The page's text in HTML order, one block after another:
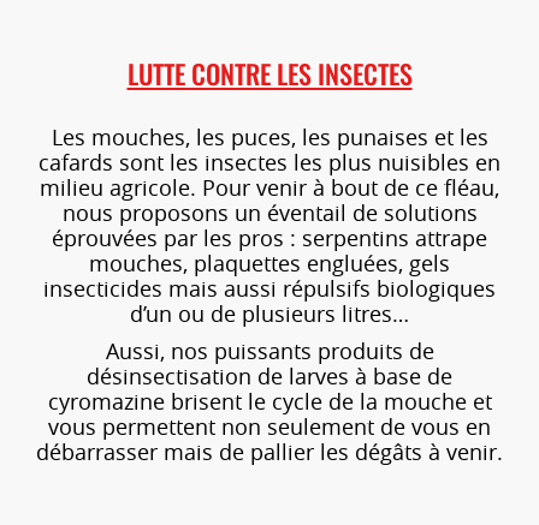
LUTTE CONTRE LES INSECTES
Les mouches, les puces, les punaises et les
cafards sont les insectes les plus nuisibles en
milieu agricole. Pour venir à bout de ce fléau,
nous proposons un éventail de solutions
éprouvées par les pros : serpentins attrape
mouches, plaquettes engluées, gels
insecticides mais aussi répulsifs biologiques
d’un ou de plusieurs litres…
Aussi, nos puissants produits de
désinsectisation de larves à base de
cyromazine brisent le cycle de la mouche et
vous permettent non seulement de vous en
débarrasser mais de pallier les dégâts à venir.